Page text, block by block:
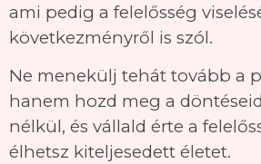
ami pedig a felelősség
következményről is szól.
Ne menekülj tehát tovább a
hanem hozd meg a
nélkül, és vállald érte a
élhetsz kiteljesedett életet.